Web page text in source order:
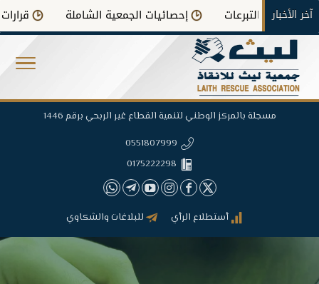
آخر الأخبار
التبرعات إحصائيات الجمعية الشاملة قرارات
مسجلة بالمركز الوطني لتنمية القطاع غير الربحي برقم 1446
0551807999
0175222298
أستطلاع الرأي للبلاغات والشكاوي